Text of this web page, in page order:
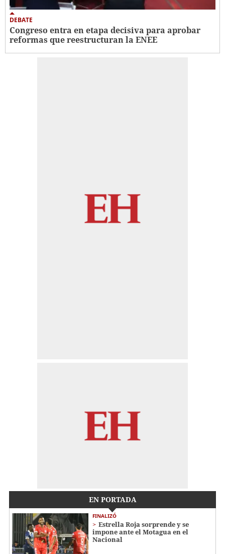
DEBATE
Congreso entra en etapa decisiva para aprobar
reformas que reestructuran la ENEE
EN PORTADA
FINALIZÓ
Estrella Roja sorprende y se
impone ante el Motagua en el
Nacional